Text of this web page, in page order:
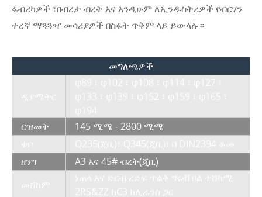
ፋብሪካዎች ፣በብረታ ብረት እና እንዲሁም ለኢንዱስትሪዎች የብርሃን
ተረኛ ማጓጓዣ መሳሪያዎች በስፋት ጥቅም ላይ ይውላሉ።
መግለጫዎች
ርዝመት
145 ሚሜ - 2800 ሚሜ
ዘንግ
A3 እና 45# ብረት(ጂቢ)